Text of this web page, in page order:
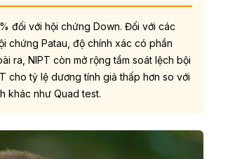
đối với hội chứng Down. Đối với các
chứng Patau, độ chính xác có phần
ra, NIPT còn mở rộng tầm soát lệch bội
cho tỷ lệ dương tính giả thấp hơn so với
khác như Quad test.